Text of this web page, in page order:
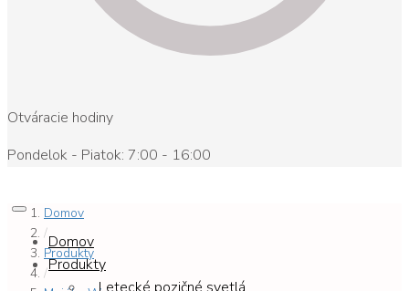
Otváracie hodiny
Pondelok - Piatok: 7:00 - 16:00
Domov
Produkty
Domov
/
Produkty
/